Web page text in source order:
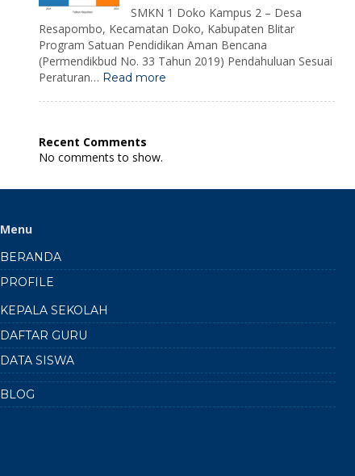
SMKN 1 Doko Kampus 2 – Desa
Resapombo, Kecamatan Doko, Kabupaten Blitar
Program Satuan Pendidikan Aman Bencana
(Permendikbud No. 33 Tahun 2019) Pendahuluan Sesuai
Peraturan… Read more:
Kesiapsiagaan
Lokasi
Recent Comments
No comments to show.
Menu
BERANDA
PROFILE
KEPALA SEKOLAH
DAFTAR GURU
DATA SISWA
BLOG